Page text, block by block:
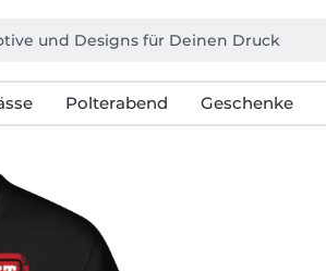
Polterabend Geschenke